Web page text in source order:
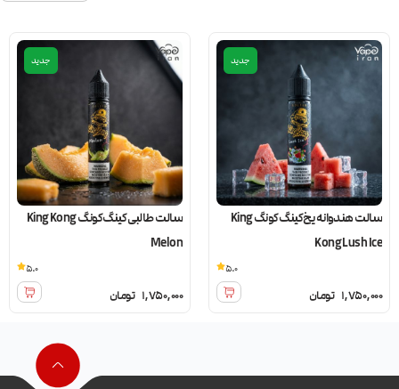
جدید
سالت هندوانه یخ کینگ کونگ King
Kong Lush Ice
1,750,000 تومان
5.0
جدید
سالت طالبی کینگ کونگ King Kong
Melon
1,750,000 تومان
5.0